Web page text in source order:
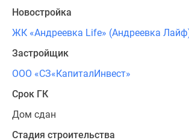
Новостройка
ЖК «Андреевка Life» (Андреевка
Застройщик
ООО «СЗ«КапиталИнвест»
Срок ГК
Дом сдан
Стадия строительства